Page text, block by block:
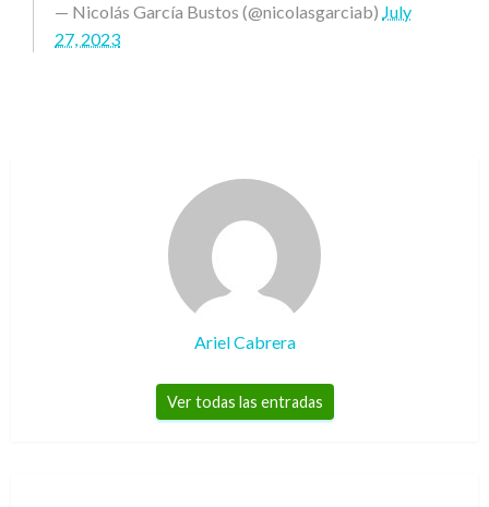
— Nicolás García Bustos (@nicolasgarciab) July
27, 2023
Ariel Cabrera
Ver todas las entradas